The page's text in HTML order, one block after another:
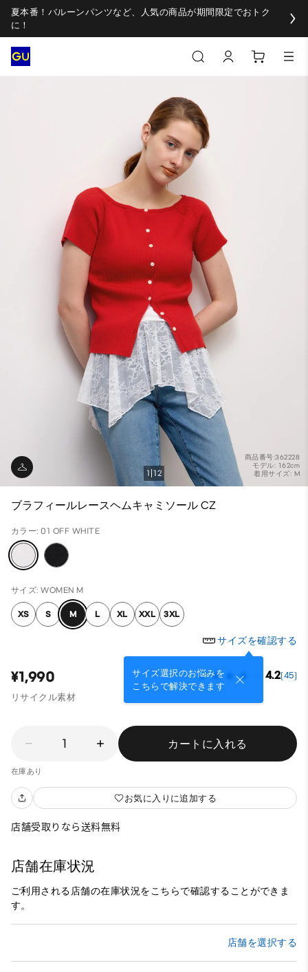
夏本番！バルーンパンツなど、人気の商品が期間限定でおトク
に！
商品番号:362228
モデル: 162cm
着用サイズ: M
1 12
ブラフィールレースヘムキャミソール CZ
カラー: 01 OFF WHITE
サイズ: WOMEN M
XS S M L XL XXL 3XL
サイズを確認する
サイズ選択のお悩みを
こちらで解決できます
¥1,990 4.2(45)
リサイクル素材
1 カートに入れる
在庫あり
お気に入りに追加する
店舗受取りなら送料無料
店舗在庫状況
ご利用される店舗の在庫状況をこちらで確認することができま
す。
店舗を選択する